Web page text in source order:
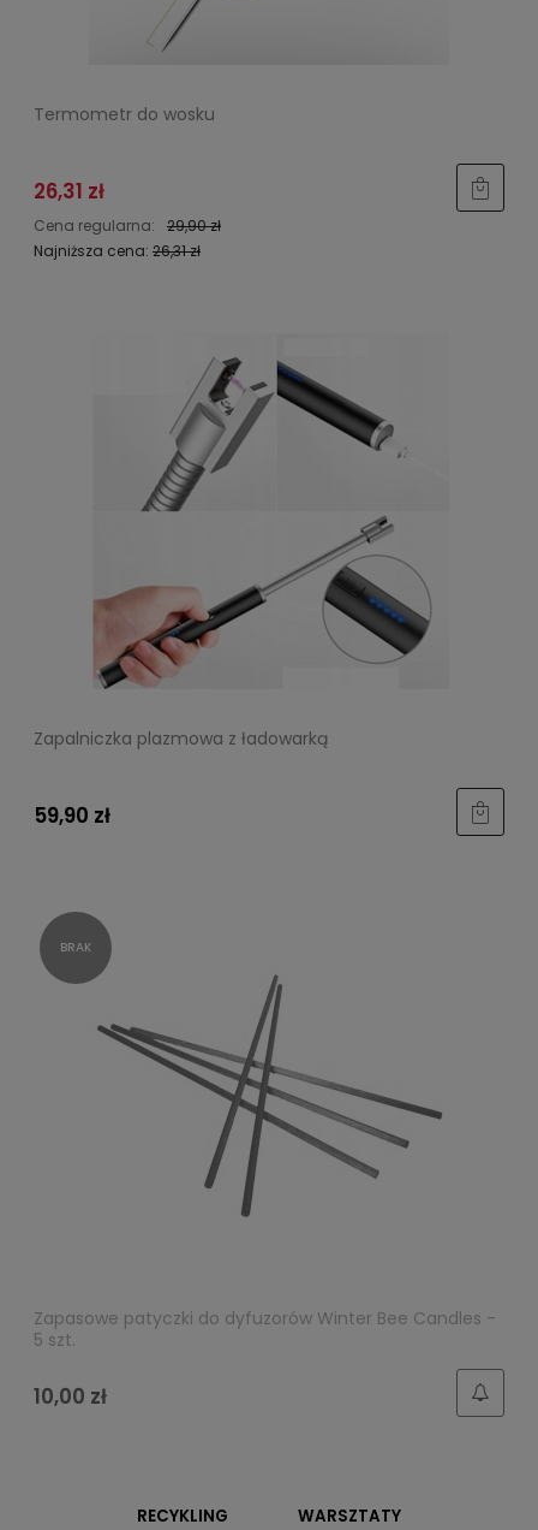
Termometr do wosku
26,31 zł
Cena regularna:
29,90 zł
Najniższa cena: 26,31 zł
Zapalniczka plazmowa z ładowarką
59,90 zł
Zapasowe patyczki do dyfuzorów Winter Bee Candles -
5 szt.
10,00 zł
RECYKLING WARSZTATY